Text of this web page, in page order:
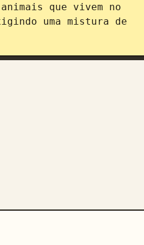
que vivem no
uma mistura de